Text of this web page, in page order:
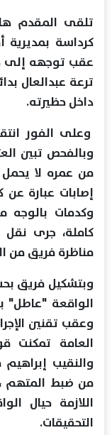
تلقى المقدم
كرداسة بمديرية
عقب توجهه إلى
ترعة عبدالعال
داخل حظيرته.
وعلى الفور
وبالفحص تبين
من عمره لا
إصابات عبارة
وكدمات بالوجه
كاملة، جرى
مناظرة فريق من
وبتشكيل فريق
الواقعة "عاطل"
وعقب تقنين
العامة تمكنت
والنقيب
من ضبط المتهم ،
اللازمة حيال
التحقيقات.